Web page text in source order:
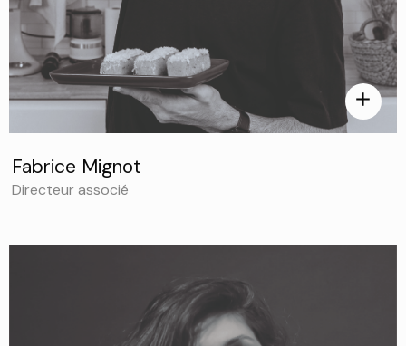
add
Fabrice Mignot
Directeur associé